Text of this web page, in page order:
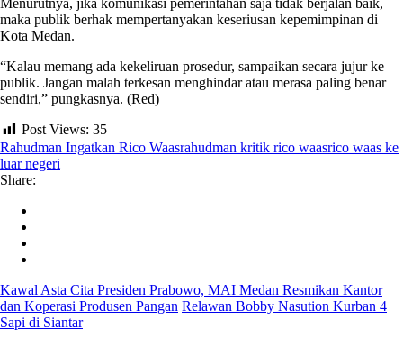
Menurutnya, jika komunikasi pemerintahan saja tidak berjalan baik,
maka publik berhak mempertanyakan keseriusan kepemimpinan di
Kota Medan.
“Kalau memang ada kekeliruan prosedur, sampaikan secara jujur ke
publik. Jangan malah terkesan menghindar atau merasa paling benar
sendiri,” pungkasnya. (Red)
Post Views: 35
Rahudman Ingatkan Rico Waasrahudman kritik rico waasrico waas ke
luar negeri
Share:
Kawal Asta Cita Presiden Prabowo, MAI Medan Resmikan Kantor
dan Koperasi Produsen Pangan Relawan Bobby Nasution Kurban 4
Sapi di Siantar